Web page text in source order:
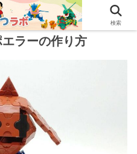
ラーの作り方
検索